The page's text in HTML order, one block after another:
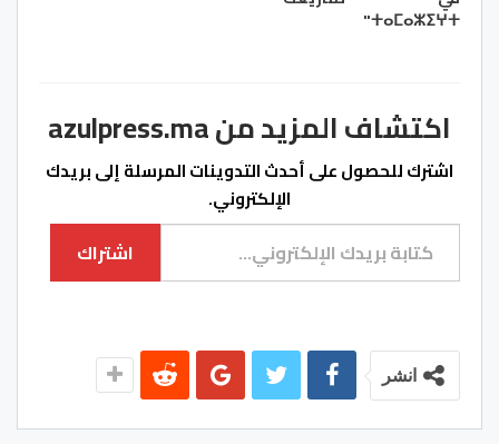
ⵜⴰⵎⴰⵣⵉⵖⵜ"
اكتشاف المزيد من azulpress.ma
اشترك للحصول على أحدث التدوينات المرسلة إلى بريدك
الإلكتروني.
كتابة بريدك الإلكتروني...
اشتراك
انشر